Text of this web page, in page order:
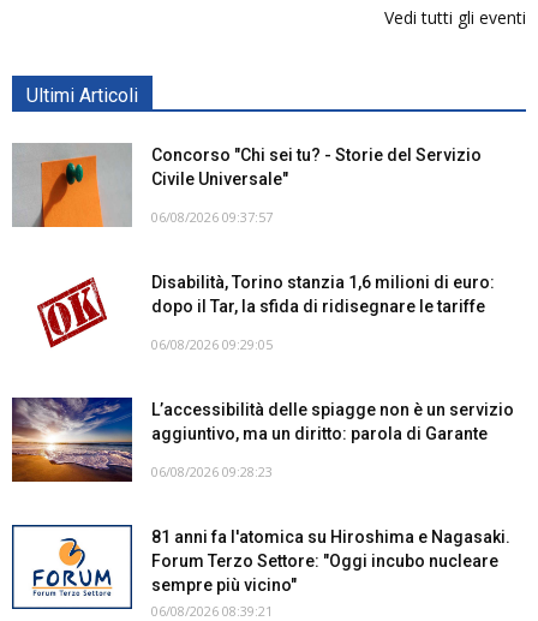
Vedi tutti gli eventi
Ultimi Articoli
Concorso "Chi sei tu? - Storie del Servizio
Civile Universale"
06/08/2026 09:37:57
Disabilità, Torino stanzia 1,6 milioni di euro:
dopo il Tar, la sfida di ridisegnare le tariffe
06/08/2026 09:29:05
L’accessibilità delle spiagge non è un servizio
aggiuntivo, ma un diritto: parola di Garante
06/08/2026 09:28:23
81 anni fa l'atomica su Hiroshima e Nagasaki.
Forum Terzo Settore: "Oggi incubo nucleare
sempre più vicino"
06/08/2026 08:39:21